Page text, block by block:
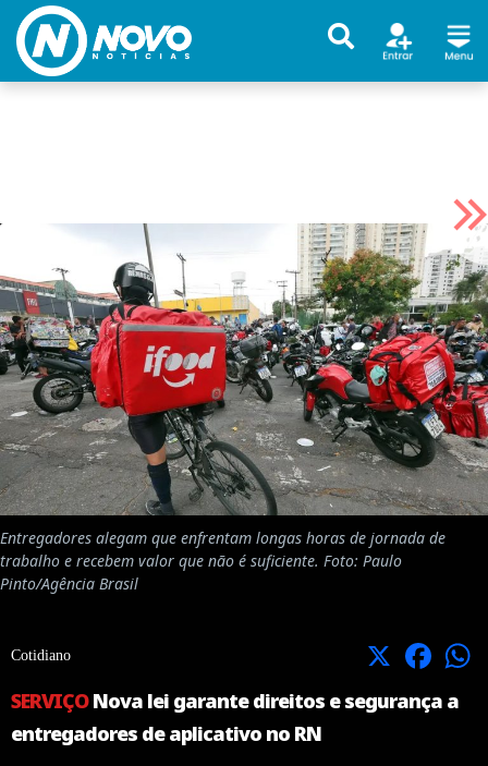
Entregadores alegam que enfrentam longas horas de jornada de
trabalho e recebem valor que não é suficiente. Foto: Paulo
Pinto/Agência Brasil
Cotidiano X Facebook
SERVIÇONova lei garante direitos e segurança a
entregadores de aplicativo no RN